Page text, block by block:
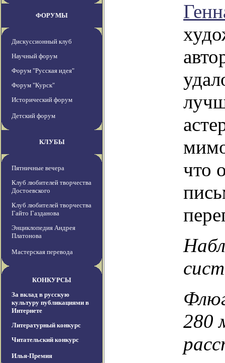
ФОРУМЫ
Дискуссионный клуб
Научный форум
Форум "Русская идея"
Форум "Курск"
Исторический форум
Детский форум
КЛУБЫ
Пятничные вечера
Клуб любителей творчества
Достоевского
Клуб любителей творчества
Гайто Газданова
Энциклопедия Андрея
Платонова
Мастерская перевода
КОНКУРСЫ
За вклад в русскую
культуру публикациями в
Интернете
Литературный конкурс
Читательский конкурс
Илья-Премия
что
280